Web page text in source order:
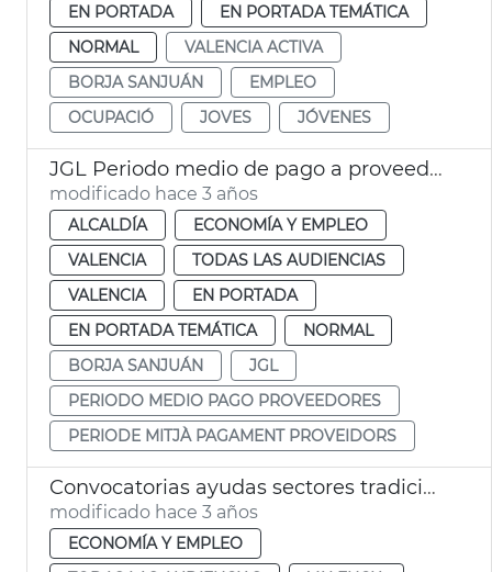
EN PORTADA
EN PORTADA TEMÁTICA
NORMAL
VALENCIA ACTIVA
BORJA SANJUÁN
EMPLEO
OCUPACIÓ
JOVES JÓVENES
JGL Periodo medio de pago a proveedores
modificado hace 3 años
ALCALDÍA
ECONOMÍA Y EMPLEO
VALENCIA
TODAS LAS AUDIENCIAS
VALENCIA
EN PORTADA
EN PORTADA TEMÁTICA
NORMAL
BORJA SANJUÁN
JGL
PERIODO MEDIO PAGO PROVEEDORES
PERIODE MITJÀ PAGAMENT PROVEIDORS
Convocatorias ayudas sectores tradicionales
modificado hace 3 años
ECONOMÍA Y EMPLEO